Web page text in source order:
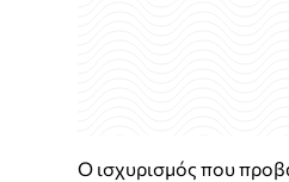
Ο ισχυρισμός που